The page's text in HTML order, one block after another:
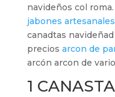
navideños col roma.
jabones artesanales
canadtas
precios arcon de
arcón arcon de
1